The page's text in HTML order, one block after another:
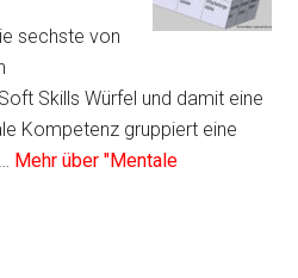
sechste von
Skills Würfel und damit eine
Kompetenz gruppiert eine
Mehr über "Mentale